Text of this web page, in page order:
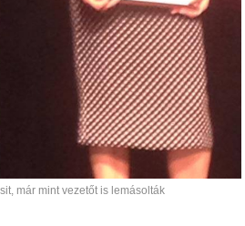
már mint vezetőt is lemásolták